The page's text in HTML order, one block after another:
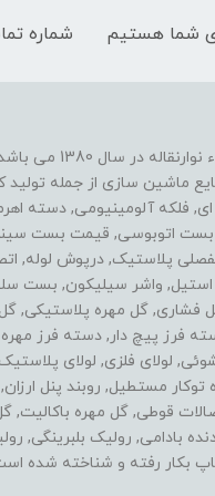
شماره
سازی از جمله تولید
فلکه آلومینیومی, دسته
بست اتوبوسی, قیمت بست
پلاستیک, درپوش لوله,
استیل, واشر سیلیکون,
فشاری, گل مهره پلاستیکی,
پیچ دار, دسته فرز مهره
لولای فلزی, لولای
مستطیل, روبند پنل
گل مهره سه پر, گل پیچ 3 پر, اتصالات قوطی,
سردنده بادامی, رولیک
بکار رفته و شناخته شده